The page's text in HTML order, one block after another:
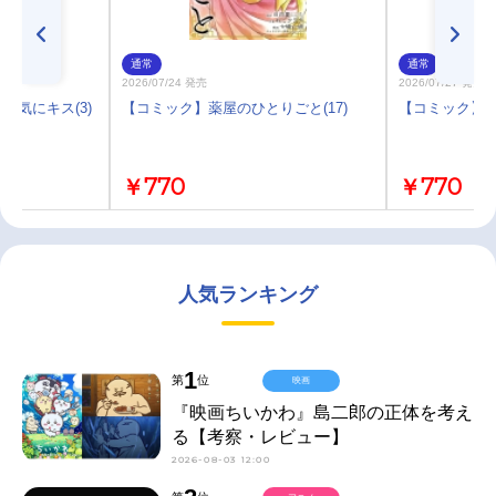
気にキス(3)
通常
2026/07/24 発売
【コミック】薬屋のひとりごと(17)
￥770
通常
2026/07/27 発売
【コミック】
￥770
人気ランキング
第1位
『映画ちいかわ』島二郎の正体を考え
る【考察・レビュー】
2026-08-03 12:00
映画